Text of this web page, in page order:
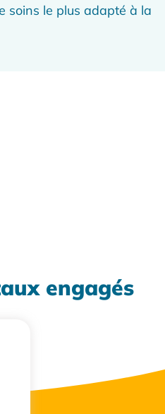
soins le plus adapté à la
engagés